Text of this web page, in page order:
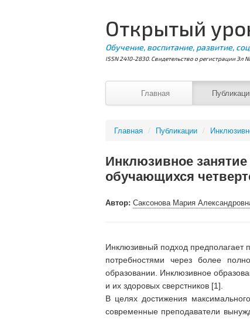
Открытый
Обучение, воспитание, развитие,
ISSN 2410-2830. Свидетельство о регистрации Эл
Главная
Главная / Публикации /
Инклюзивное
обучающихся
Автор: Саксонова Мария
Инклюзивный подход предполагает
потребностями через более
образовании.
Инклюзивное
и их здоровых сверстников [1].
В целях достижения
современные преподаватели